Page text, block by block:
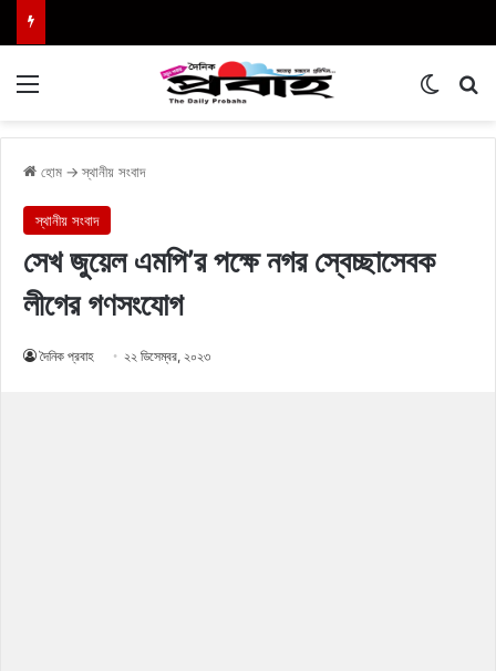
হোম → স্থানীয় সংবাদ
স্থানীয় সংবাদ
সেখ জুয়েল এমপি’র পক্ষে নগর স্বেচ্ছাসেবক
লীগের গণসংযোগ
দৈনিক প্রবাহ ২২ ডিসেম্বর, ২০২৩